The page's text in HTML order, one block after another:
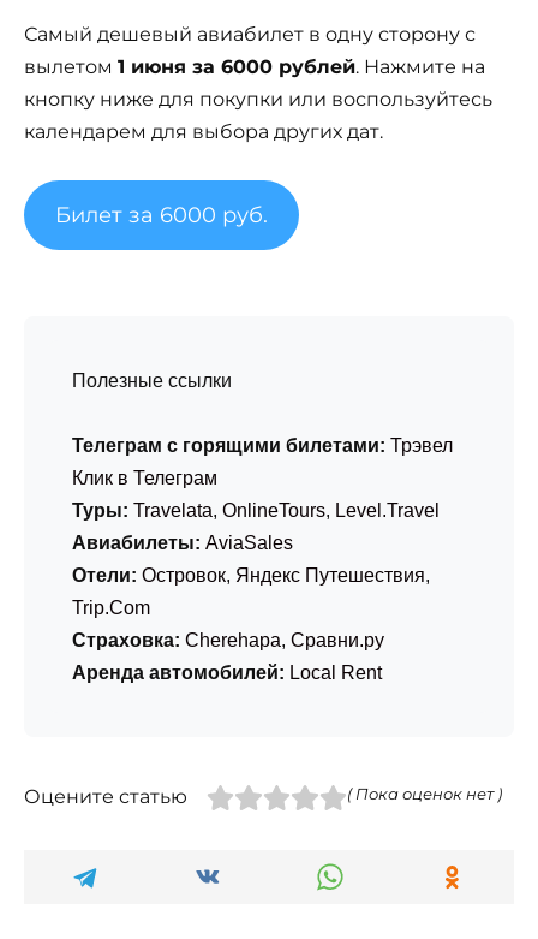
Самый дешевый авиабилет в одну сторону с
вылетом 1 июня за 6000 рублей. Нажмите на
кнопку ниже для покупки или воспользуйтесь
календарем для выбора других дат.
Билет за 6000 руб.
Полезные ссылки
Телеграм с горящими билетами: Трэвел
Клик в Телеграм
Туры: Travelata, OnlineTours, Level.Travel
Авиабилеты: AviaSales
Отели: Островок, Яндекс Путешествия,
Trip.Com
Страховка: Cherehapa, Сравни.ру
Аренда автомобилей: Local Rent
Оцените статью ( Пока оценок нет )